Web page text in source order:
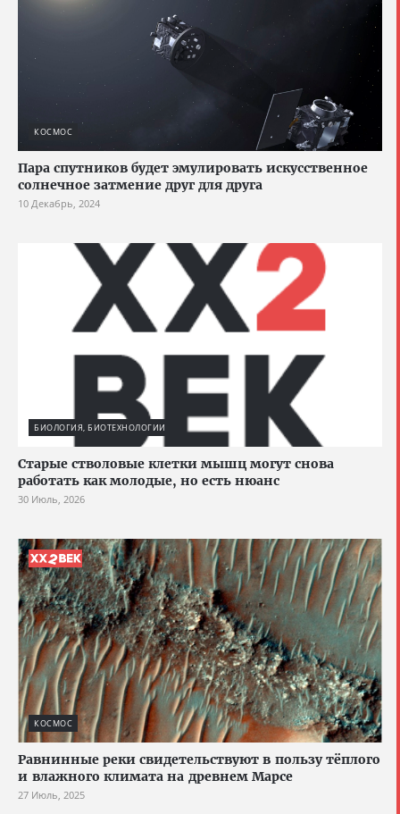
КОСМОС
Пара спутников будет эмулировать искусственное
солнечное затмение друг для друга
10 Декабрь, 2024
БИОЛОГИЯ, БИОТЕХНОЛОГИИ
Старые стволовые клетки мышц могут снова
работать как молодые, но есть нюанс
30 Июль, 2026
КОСМОС
Равнинные реки свидетельствуют в пользу тёплого
и влажного климата на древнем Марсе
27 Июль, 2025